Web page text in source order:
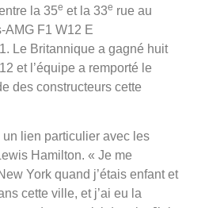
la 35e et la 33e rue au
AMG F1 W12 E
Le Britannique a gagné huit
et l’équipe a remporté le
des constructeurs cette
un lien particulier avec les
Hamilton. « Je me
York quand j’étais enfant et
cette ville, et j’ai eu la